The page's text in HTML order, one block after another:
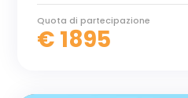
Quota di partecipazione
€ 1895